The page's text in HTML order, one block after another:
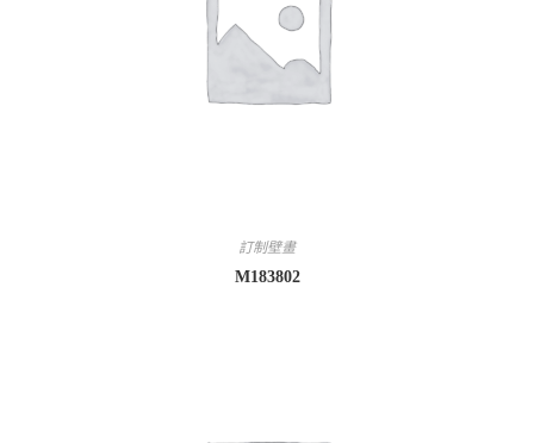
訂制壁畫
M183802